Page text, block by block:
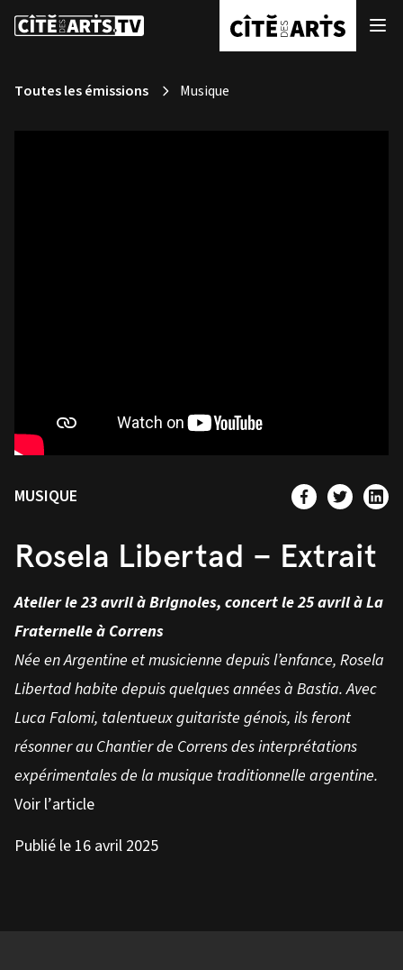
Toutes les émissions Musique
MUSIQUE
Rosela Libertad – Extrait
Atelier le 23 avril à Brignoles, concert le 25 avril à La
Fraternelle à Correns
Née en Argentine et musicienne depuis l’enfance, Rosela
Libertad habite depuis quelques années à Bastia. Avec
Luca Falomi, talentueux guitariste génois, ils feront
résonner au Chantier de Correns des interprétations
expérimentales de la musique traditionnelle argentine.
Voir l’article
Publié le 16 avril 2025